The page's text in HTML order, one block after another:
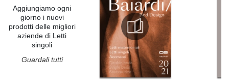
Aggiungiamo ogni
giorno i nuovi
prodotti delle migliori
aziende di Letti
singoli
Guardali tutti